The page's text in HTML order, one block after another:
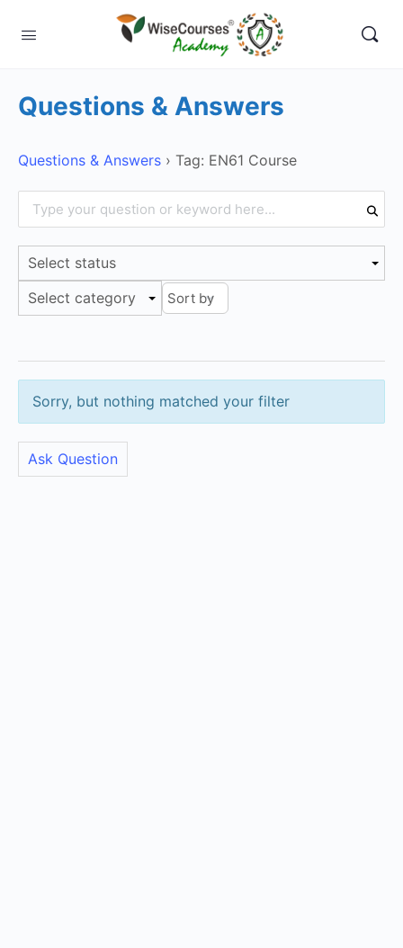
Questions & Answers
Questions & Answers › Tag: EN61 Course
Select status
Select category
Sorry, but nothing matched your filter
Ask Question